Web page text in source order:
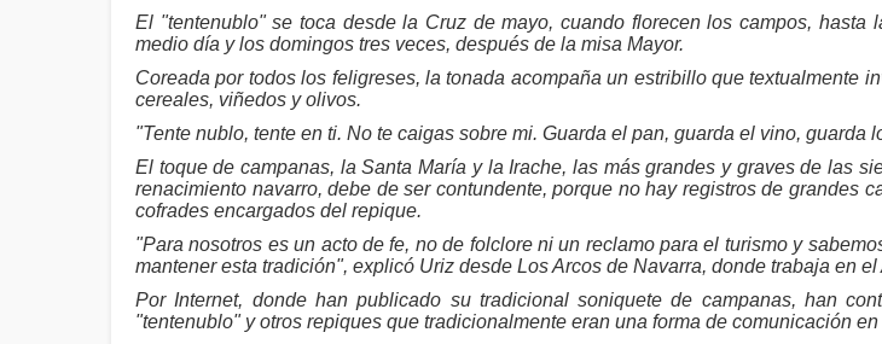
El "tentenublo" se toca desde la Cruz de mayo, cuando florecen los campos,
medio día y los domingos tres veces, después de la misa Mayor.
Coreada por todos los feligreses, la tonada acompaña un estribillo que textualmente
cereales, viñedos y olivos.
"Tente nublo, tente en ti. No te caigas sobre mi. Guarda el pan, guarda el vino, guarda
El toque de campanas, la Santa María y la Irache, las más grandes y graves de las
renacimiento navarro, debe de ser contundente, porque no hay registros de grandes
cofrades encargados del repique.
"Para nosotros es un acto de fe, no de folclore ni un reclamo para el turismo y
mantener esta tradición", explicó Uriz desde Los Arcos de Navarra, donde trabaja en el
Por Internet, donde han publicado su tradicional soniquete de campanas, han
"tentenublo" y otros repiques que tradicionalmente eran una forma de comunicación